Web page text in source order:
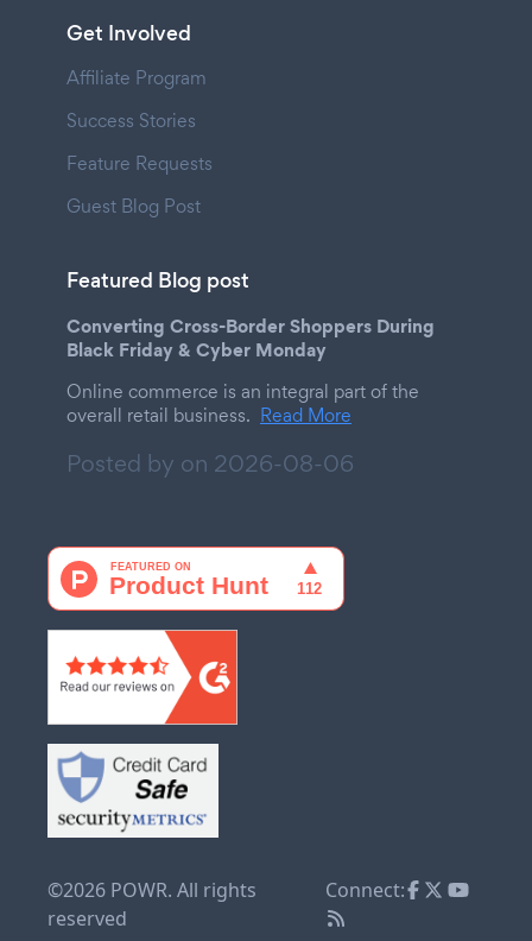
Get Involved
Affiliate Program
Success Stories
Feature Requests
Guest Blog Post
Featured Blog post
Converting Cross-Border Shoppers During
Black Friday & Cyber Monday
Online commerce is an integral part of the
overall retail business. Read More
Posted by on 2026-08-06
©2026 POWR. All rights
reserved
Connect: